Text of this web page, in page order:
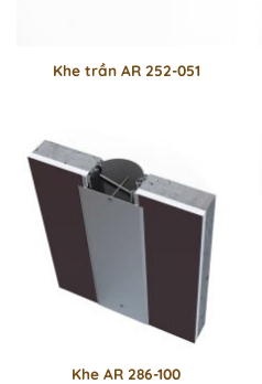
Khe trần AR 252-051
Khe AR 286-100